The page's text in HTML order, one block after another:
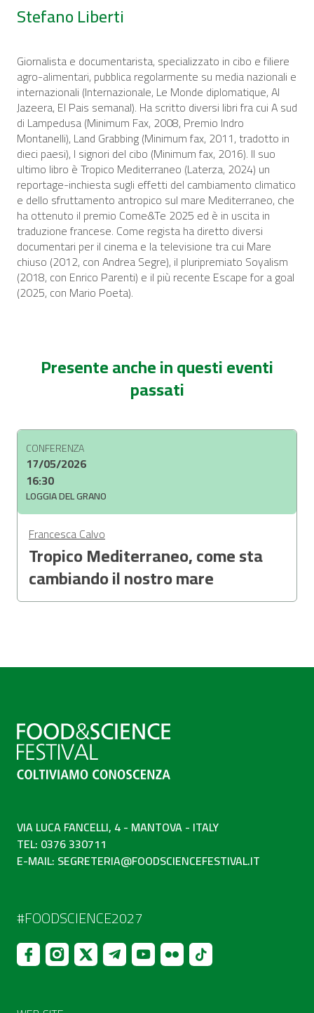
Stefano Liberti
Giornalista e documentarista, specializzato in cibo e filiere
agro-alimentari, pubblica regolarmente su media nazionali e
internazionali (Internazionale, Le Monde diplomatique, Al
Jazeera, El Pais semanal). Ha scritto diversi libri fra cuiA sud
di Lampedusa(Minimum Fax, 2008, Premio Indro
Montanelli), Land Grabbing(Minimum fax, 2011, tradotto in
dieci paesi), I signori del cibo (Minimum fax, 2016). Il suo
ultimo libro èTropico Mediterraneo (Laterza, 2024) un
reportage-inchiesta sugli effetti del cambiamento climatico
e dello sfruttamento antropico sul mare Mediterraneo, che
ha ottenuto il premio Come&Te 2025 ed è in uscita in
traduzione francese. Come regista ha diretto diversi
documentari per il cinema e la televisione tra cui Mare
chiuso (2012, con Andrea Segre), il pluripremiato Soyalism
(2018, con Enrico Parenti) e il più recente Escape for a goal
(2025, con Mario Poeta).
Presente anche in questi eventi
passati
CONFERENZA
17/05/2026
16:30
LOGGIA DEL GRANO
Francesca Calvo
Tropico Mediterraneo, come sta
cambiando il nostro mare
VIA LUCA FANCELLI, 4 - MANTOVA - ITALY
TEL: 0376 330711
E-MAIL: SEGRETERIA@FOODSCIENCEFESTIVAL.IT
#FOODSCIENCE2027